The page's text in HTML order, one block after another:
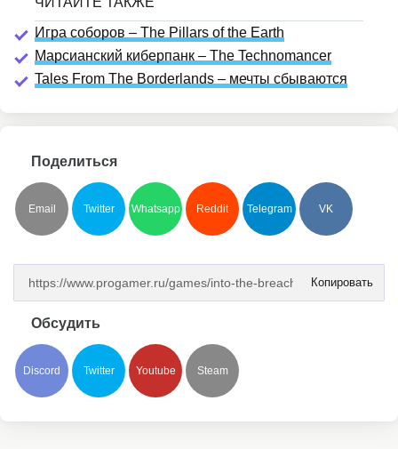
Игра соборов – The Pillars of the Earth
Марсианский киберпанк – The Technomancer
Tales From The Borderlands – мечты сбываются
Поделиться
Email Twitter Whatsapp Reddit Telegram VK
Копировать
Обсудить
Discord Twitter Youtube Steam